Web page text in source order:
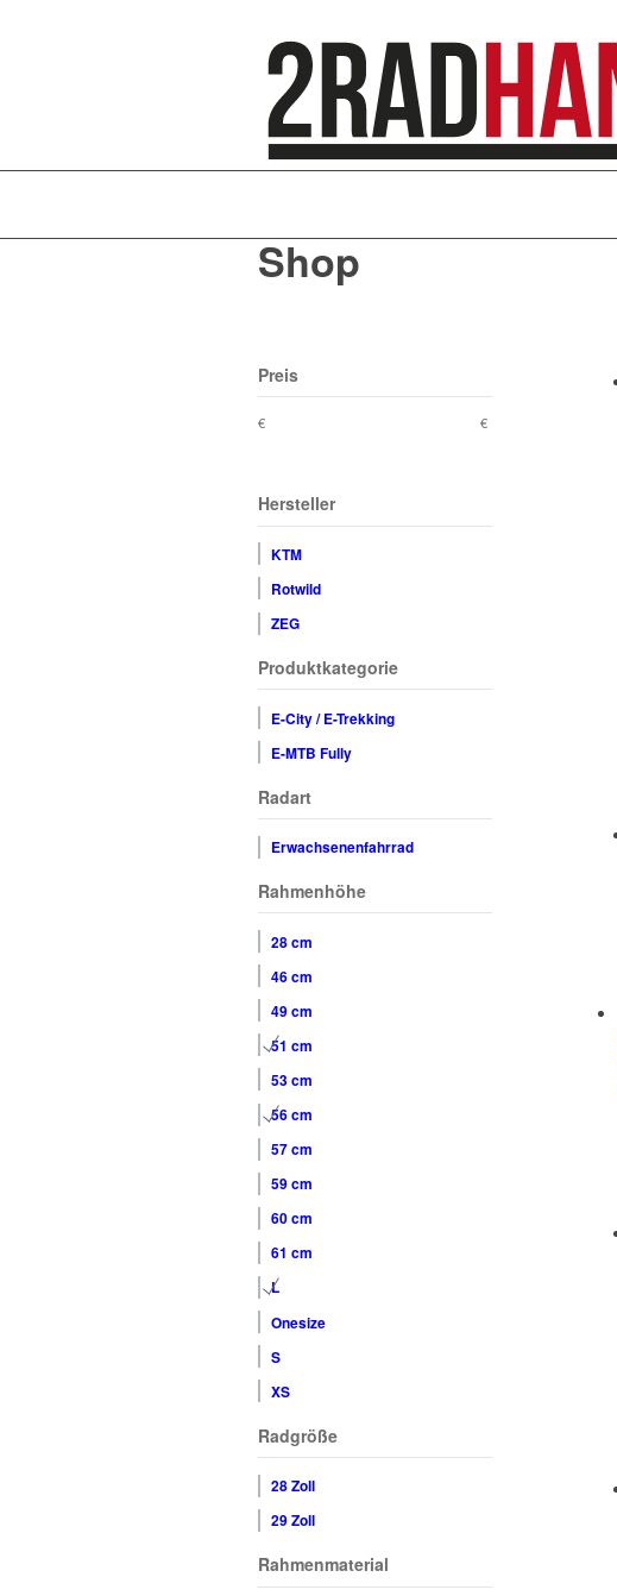
Shop
Preis
€ €
Hersteller
KTM
Rotwild
ZEG
Produktkategorie
E-City / E-Trekking
E-MTB Fully
Radart
Erwachsenenfahrrad
Rahmenhöhe
28 cm
46 cm
49 cm
51 cm
53 cm
56 cm
57 cm
59 cm
60 cm
61 cm
L
Onesize
S
XS
Radgröße
28 Zoll
29 Zoll
Rahmenmaterial